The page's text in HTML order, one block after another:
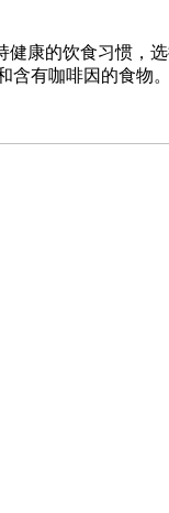
健康的饮食习惯，
含有咖啡因的食物。